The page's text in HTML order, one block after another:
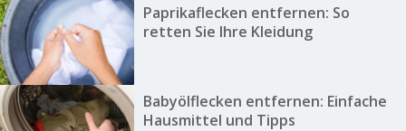
Paprikaflecken entfernen: So
retten Sie Ihre Kleidung
Babyölflecken entfernen: Einfache
Hausmittel und Tipps